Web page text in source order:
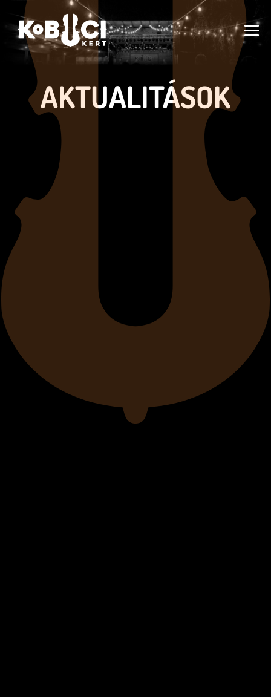
AKTUALITÁSOK